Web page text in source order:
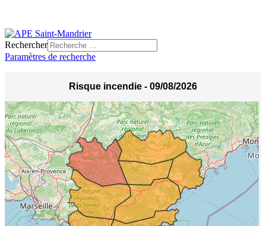
Rechercher
Paramètres de recherche